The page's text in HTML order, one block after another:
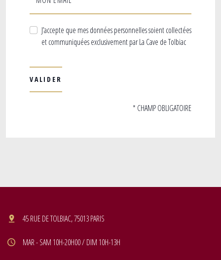
J’accepte que mes données personnelles soient collectées
et communiquées exclusivement par La Cave de Tolbiac
* CHAMP OBLIGATOIRE
45 RUE DE TOLBIAC, 75013 PARIS
MAR - SAM 10H-20H00 / DIM 10H-13H